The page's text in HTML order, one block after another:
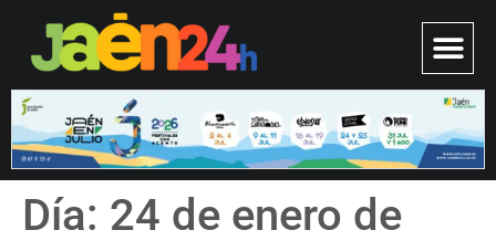
Día: 24 de enero de